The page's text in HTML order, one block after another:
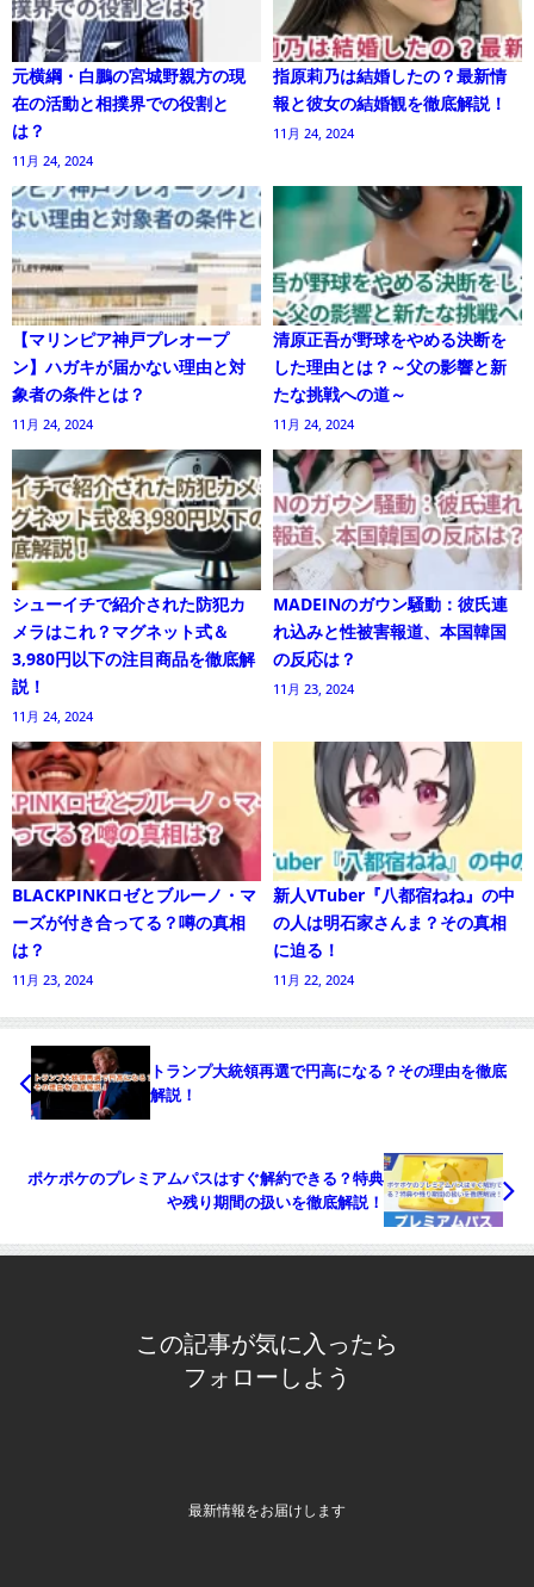
元横綱・白鵬の宮城野親方の現
在の活動と相撲界での役割と
は？
11月 24, 2024
指原莉乃は結婚したの？最新情
報と彼女の結婚観を徹底解説！
11月 24, 2024
【マリンピア神戸プレオープ
ン】ハガキが届かない理由と対
象者の条件とは？
11月 24, 2024
清原正吾が野球をやめる決断を
した理由とは？～父の影響と新
たな挑戦への道～
11月 24, 2024
シューイチで紹介された防犯カ
メラはこれ？マグネット式＆
3,980円以下の注目商品を徹底解
説！
11月 24, 2024
MADEINのガウン騒動：彼氏連
れ込みと性被害報道、本国韓国
の反応は？
11月 23, 2024
BLACKPINKロゼとブルーノ・マ
ーズが付き合ってる？噂の真相
は？
11月 23, 2024
新人VTuber『八都宿ねね』の中
の人は明石家さんま？その真相
に迫る！
11月 22, 2024
トランプ大統領再選で円高になる？その理由を徹底
解説！
ポケポケのプレミアムパスはすぐ解約できる？特典
や残り期間の扱いを徹底解説！
この記事が気に入ったら
フォローしよう
最新情報をお届けします